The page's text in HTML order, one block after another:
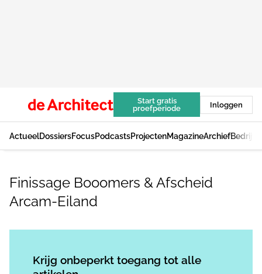
Start gratis
proefperiode
Inloggen
ActueelDossiersFocusPodcastsProjectenMagazineArchief
Finissage Booomers & Afscheid
Arcam-Eiland
Krijg onbeperkt toegang tot alle